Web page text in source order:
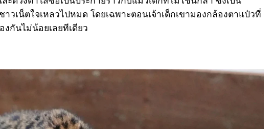
เน็ตใจเหลวไปหมด โดยเฉพาะตอนเจ้าเด็กเขามองกล้องตาแป๋วที่
กันไม่น้อยเลยทีเดียว